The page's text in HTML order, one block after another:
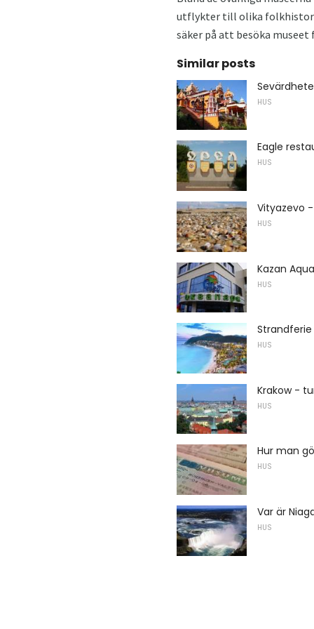
utflykter till olika
säker på att besöka
Similar posts
HUS
Eagle
HUS
Vityazevo
HUS
Kazan
HUS
HUS
Krakow -
HUS
Hur man
HUS
Var är
HUS